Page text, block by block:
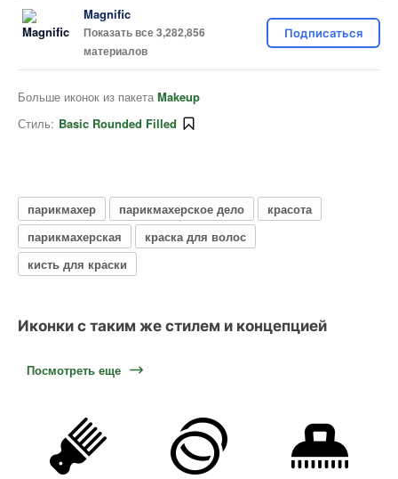
Magnific
Показать все 3,282,856
материалов
Подписаться
Больше иконок из пакета Makeup
Стиль: Basic Rounded Filled
парикмахер парикмахерское дело
красота
парикмахерская
краска для волос
кисть для краски
Иконки с таким же стилем и концепцией
Посмотреть еще